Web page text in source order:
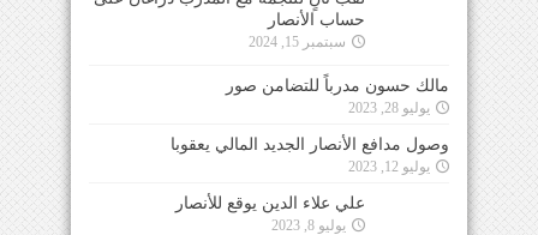
حساب الأنصار
سبتمبر 15, 2024
مالك حسون مدرباً للتضامن صور
يوليو 28, 2023
وصول مدافع الأنصار الجديد المالي يعقوبا
يوليو 12, 2023
علي علاء الدين يوقع للأنصار
يوليو 8, 2023